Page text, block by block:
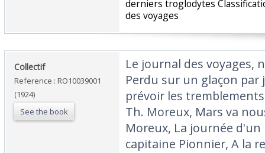
derniers troglodytes
des voyages‎
‎Collectif‎
Reference : RO10039001
(1924)
See the book
‎Le journal des voyages,
Perdu sur un glaçon par
prévoir les
Th. Moreux, Mars va
Moreux, La journée
capitaine Pionnier, A la